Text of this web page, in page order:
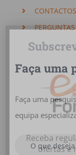
CONTACTOS
Faça uma
Faça uma
equipa
Receba
ofertase